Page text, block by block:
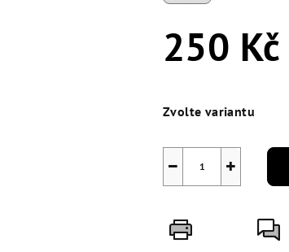
250 Kč
cena:
Zvolte variantu
+
−